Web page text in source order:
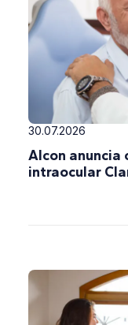
30.07.2026
Alcon anuncia
intraocular